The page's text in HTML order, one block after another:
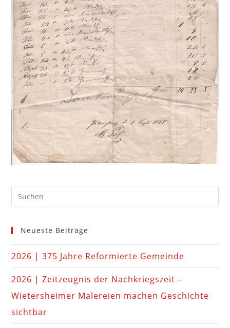
Neueste Beiträge
2026 | 375 Jahre Reformierte Gemeinde
2026 | Zeitzeugnis der Nachkriegszeit –
Wietersheimer Malereien machen Geschichte
sichtbar